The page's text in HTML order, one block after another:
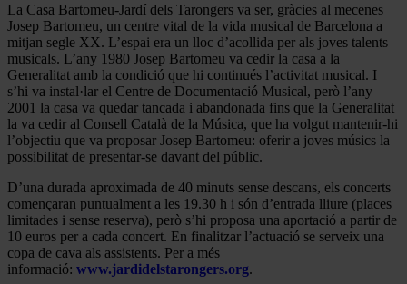
La Casa Bartomeu-Jardí dels Tarongers va ser, gràcies al mecenes
Josep Bartomeu, un centre vital de la vida musical de Barcelona a
mitjan segle XX. L’espai era un lloc d’acollida per als joves talents
musicals. L’any 1980 Josep Bartomeu va cedir la casa a la
Generalitat amb la condició que hi continués l’activitat musical. I
s’hi va instal·lar el Centre de Documentació Musical, però l’any
2001 la casa va quedar tancada i abandonada fins que la Generalitat
la va cedir al Consell Català de la Música, que ha volgut mantenir-hi
l’objectiu que va proposar Josep Bartomeu: oferir a joves músics la
possibilitat de presentar-se davant del públic.
D’una durada aproximada de 40 minuts sense descans, els concerts
començaran puntualment a les 19.30 h i són d’entrada lliure (places
limitades i sense reserva), però s’hi proposa una aportació a partir de
10 euros per a cada concert. En finalitzar l’actuació se serveix una
copa de cava als assistents. Per a més
informació: www.jardidelstarongers.org.